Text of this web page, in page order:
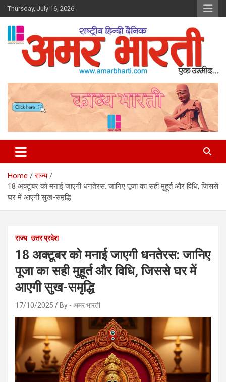
Skip
to
content
Thursday, July 16, 2026
Amar Bharti Media Group
Home
राज्य
18 अक्टूबर को मनाई जाएगी धनतेरस: जानिए पूजा का सही मुहूर्त और विधि, जिससे
घर में आएगी सुख-समृद्धि
राज्य उत्तर प्रदेश
18 अक्टूबर को मनाई जाएगी धनतेरस: जानिए
पूजा का सही मुहूर्त और विधि, जिससे घर में
आएगी सुख-समृद्धि
17/10/2025 By - अमर भारती